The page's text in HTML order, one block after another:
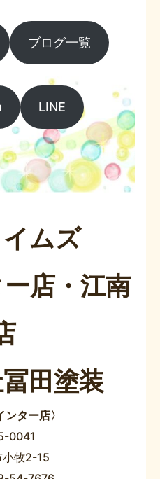
ブログ一覧
LINE
ムズ
店・江南
田塗装
ンター店〉
0041
小牧2-15